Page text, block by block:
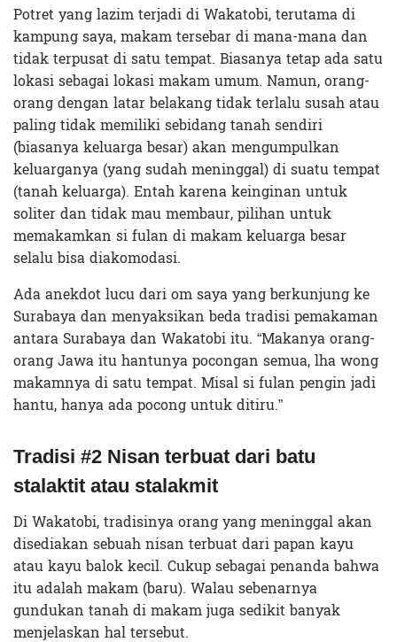
Potret yang lazim terjadi di Wakatobi, terutama di
kampung saya, makam tersebar di mana-mana dan
tidak terpusat di satu tempat. Biasanya tetap ada satu
lokasi sebagai lokasi makam umum. Namun, orang-
orang dengan latar belakang tidak terlalu susah atau
paling tidak memiliki sebidang tanah sendiri
(biasanya keluarga besar) akan mengumpulkan
keluarganya (yang sudah meninggal) di suatu tempat
(tanah keluarga). Entah karena keinginan untuk
soliter dan tidak mau membaur, pilihan untuk
memakamkan si fulan di makam keluarga besar
selalu bisa diakomodasi.
Ada anekdot lucu dari om saya yang berkunjung ke
Surabaya dan menyaksikan beda tradisi pemakaman
antara Surabaya dan Wakatobi itu. “Makanya orang-
orang Jawa itu hantunya pocongan semua, lha wong
makamnya di satu tempat. Misal si fulan pengin jadi
hantu, hanya ada pocong untuk ditiru.”
Tradisi #2 Nisan terbuat dari batu
stalaktit atau stalakmit
Di Wakatobi, tradisinya orang yang meninggal akan
disediakan sebuah nisan terbuat dari papan kayu
atau kayu balok kecil. Cukup sebagai penanda bahwa
itu adalah makam (baru). Walau sebenarnya
gundukan tanah di makam juga sedikit banyak
menjelaskan hal tersebut.